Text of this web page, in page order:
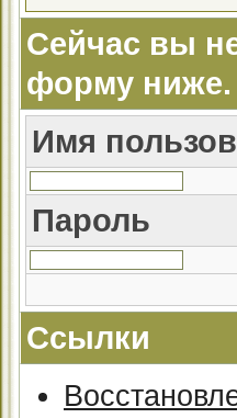
Сейчас вы
форму ниже.
Имя
Пароль
Ссылки